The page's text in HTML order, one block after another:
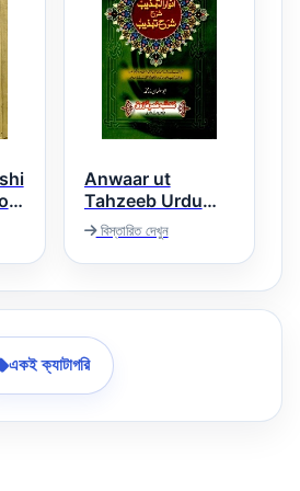
Anwaar ut
Tahzeeb Urdu
Sharh Sharh ut
Tahzeeb انوار
التھذیب اردو شرح
شرح تھذیب
বিস্তারিত দেখুন
একই ক্যাটাগরি